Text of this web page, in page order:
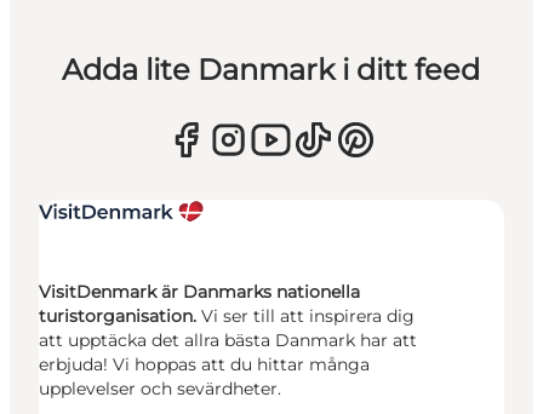
Adda lite Danmark i ditt feed
VisitDenmark är Danmarks nationella
turistorganisation. Vi ser till att inspirera dig
att upptäcka det allra bästa Danmark har att
erbjuda! Vi hoppas att du hittar många
upplevelser och sevärdheter.